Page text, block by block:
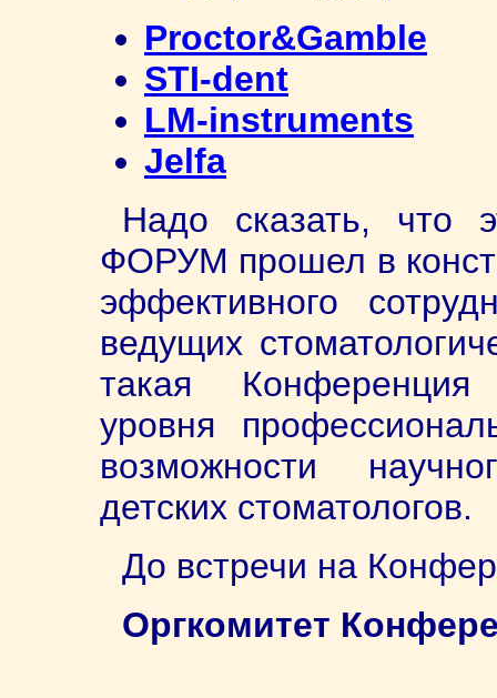
Proctor&Gamble
STI-dent
LM-instruments
Jelfa
Надо сказать, что
ФОРУМ прошел в
эффективного
ведущих
такая Конференция
уровня
возможности
детских стоматологов.
До встречи на
Оргкомитет